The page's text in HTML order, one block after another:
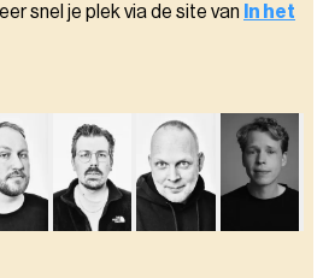
snel je plek via de site van In het